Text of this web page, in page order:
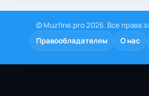
© Muzfine.pro 2026. Все права
Правообладателям
О нас